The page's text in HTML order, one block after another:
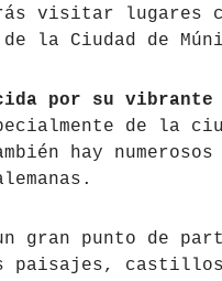
visitar lugares
de la Ciudad de
por su
de la
hay
gran punto de
paisajes,